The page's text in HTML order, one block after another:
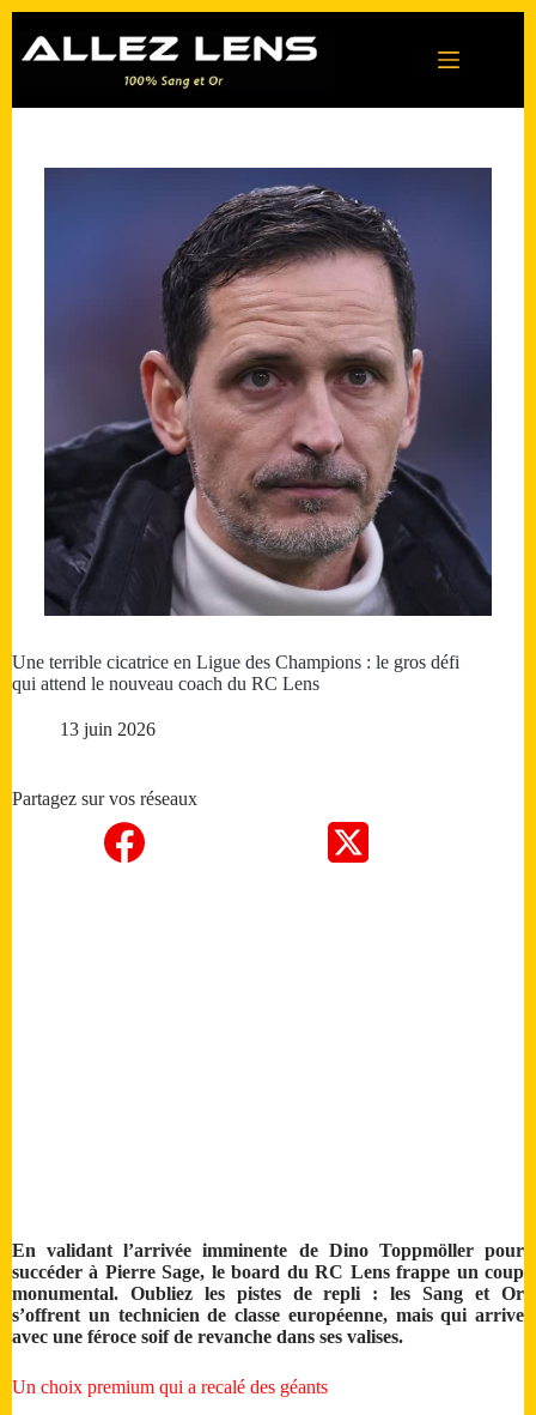
contenu
Une terrible cicatrice en Ligue des Champions : le gros défi
qui attend le nouveau coach du RC Lens
13 juin 2026
Partagez sur vos réseaux
En validant l’arrivée imminente de Dino Toppmöller pour
succéder à Pierre Sage, le board du RC Lens frappe un coup
monumental. Oubliez les pistes de repli : les Sang et Or
s’offrent un technicien de classe européenne, mais qui arrive
avec une féroce soif de revanche dans ses valises.
Un choix premium qui a recalé des géants